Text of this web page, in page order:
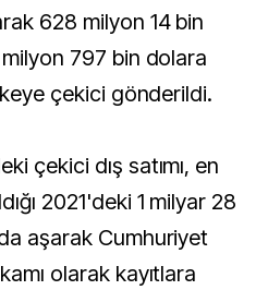
628 milyon 14 bin
797 bin dolara
çekici gönderildi.
çekici dış satımı, en
2021'deki 1 milyar 28
aşarak Cumhuriyet
olarak kayıtlara